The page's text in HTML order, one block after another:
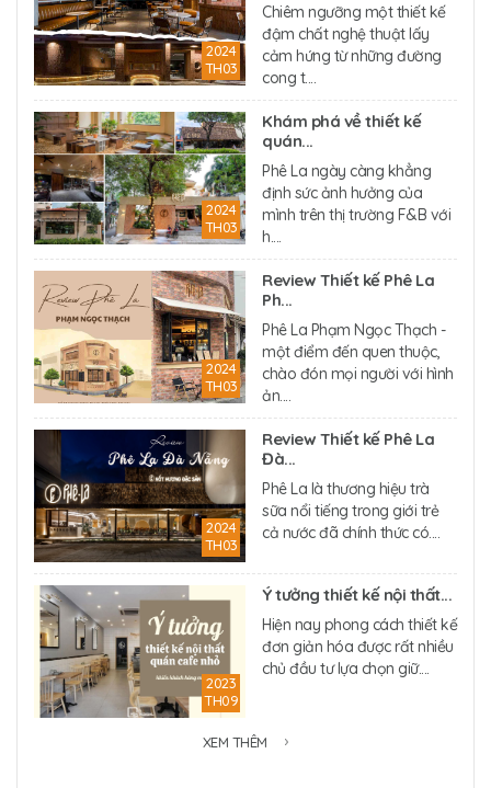
2024
TH03
Chiêm ngưỡng một thiết kế
đậm chất nghệ thuật lấy
cảm hứng từ những đường
cong t....
2024
TH03
Khám phá về thiết kế
quán...
Phê La ngày càng khẳng
định sức ảnh hưởng của
mình trên thị trường F&B với
h....
2024
TH03
Review Thiết kế Phê La
Ph...
Phê La Phạm Ngọc Thạch -
một điểm đến quen thuộc,
chào đón mọi người với hình
ản....
2024
TH03
Review Thiết kế Phê La
Đà...
Phê La là thương hiệu trà
sữa nổi tiếng trong giới trẻ
cả nước đã chính thức có....
2023
TH09
Ý tưởng thiết kế nội thất...
Hiện nay phong cách thiết kế
đơn giản hóa được rất nhiều
chủ đầu tư lựa chọn giữ....
XEM THÊM